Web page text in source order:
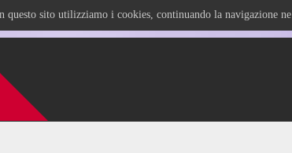
sito utilizziamo i cookies, continuando la navigazione